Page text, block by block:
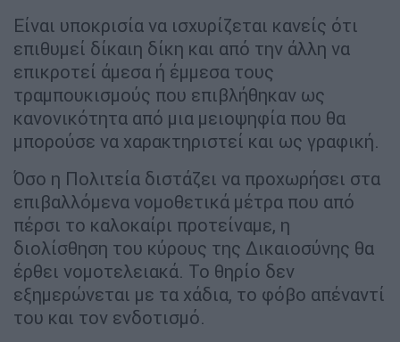
Είναι υποκρισία να ισχυρίζεται κανείς ότι
επιθυμεί δίκαιη δίκη και από την άλλη να
επικροτεί άμεσα ή έμμεσα τους
τραμπουκισμούς που επιβλήθηκαν ως
κανονικότητα από μια μειοψηφία που θα
μπορούσε να χαρακτηριστεί και ως γραφική.
Όσο η Πολιτεία διστάζει να προχωρήσει στα
επιβαλλόμενα νομοθετικά μέτρα που από
πέρσι το καλοκαίρι προτείναμε, η
διολίσθηση του κύρους της Δικαιοσύνης θα
έρθει νομοτελειακά. Το θηρίο δεν
εξημερώνεται με τα χάδια, το φόβο απέναντί
του και τον ενδοτισμό.